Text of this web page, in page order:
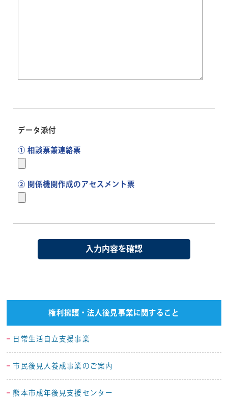
データ添付
① 相談票兼連絡票
② 関係機関作成のアセスメント票
権利擁護・法人後見事業に関すること
日常生活自立支援事業
市民後見人養成事業のご案内
熊本市成年後見支援センター